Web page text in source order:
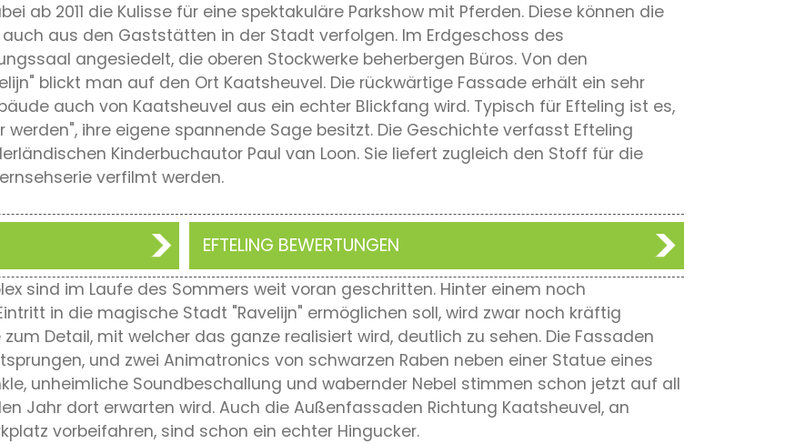
ab 2011 die Kulisse für eine spektakuläre Parkshow mit Pferden. Diese können die
aus den Gaststätten in der Stadt verfolgen. Im Erdgeschoss des
angesiedelt, die oberen Stockwerke beherbergen Büros. Von den
blickt man auf den Ort Kaatsheuvel. Die rückwärtige Fassade erhält ein sehr
auch von Kaatsheuvel aus ein echter Blickfang wird. Typisch für Efteling ist es,
werden", ihre eigene spannende Sage besitzt. Die Geschichte verfasst Efteling
Kinderbuchautor Paul van Loon. Sie liefert zugleich den Stoff für die
verfilmt werden.
EFTELING BEWERTUNGEN
sind im Laufe des Sommers weit voran geschritten. Hinter einem noch
in die magische Stadt "Ravelijn" ermöglichen soll, wird zwar noch kräftig
Detail, mit welcher das ganze realisiert wird, deutlich zu sehen. Die Fassaden
und zwei Animatronics von schwarzen Raben neben einer Statue eines
unheimliche Soundbeschallung und wabernder Nebel stimmen schon jetzt auf all
Jahr dort erwarten wird. Auch die Außenfassaden Richtung Kaatsheuvel, an
vorbeifahren, sind schon ein echter Hingucker.